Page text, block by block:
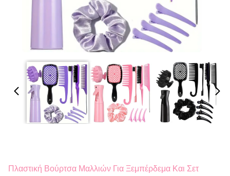
Πλαστική Βούρτσα Μαλλιών Για Ξεμπέρδεμα Και Σετ